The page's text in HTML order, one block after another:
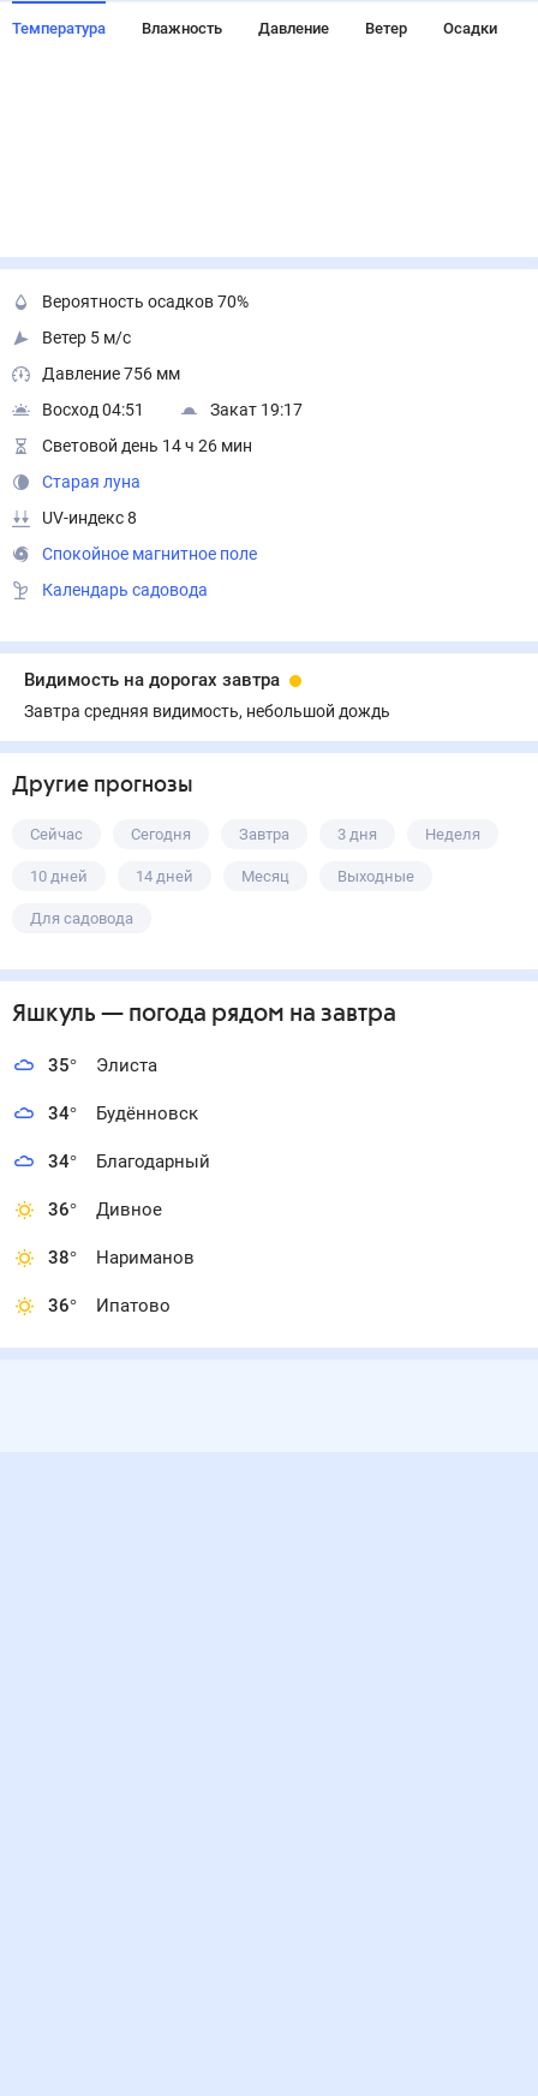
Температура Влажность Давление Ветер Осадки
Вероятность осадков 70%
Ветер 5 м/с
Давление 756 мм
Восход 04:51
Закат 19:17
Световой день 14 ч 26 мин
Старая луна
UV-индекс 8
Спокойное магнитное поле
Календарь садовода
Видимость на дорогах завтра
Завтра средняя видимость, небольшой дождь
Другие прогнозы
Сейчас Сегодня Завтра 3 дня Неделя
10 дней 14 дней Месяц Выходные
Для садовода
Яшкуль — погода рядом на завтра
35° Элиста
34° Будённовск
34° Благодарный
36° Дивное
38° Нариманов
36° Ипатово